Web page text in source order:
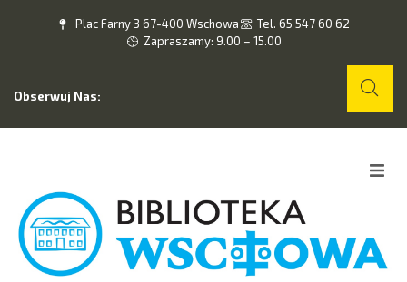
Plac Farny 3 67-400 Wschowa
Tel. 65 547 60 62
Zapraszamy: 9.00 – 15.00
Obserwuj Nas:
O nas